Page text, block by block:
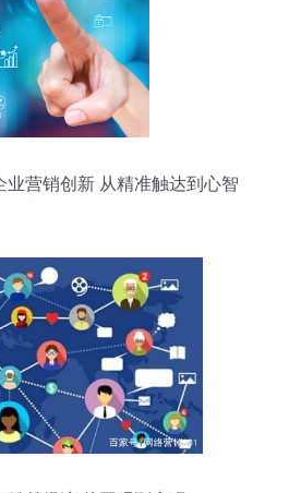
业营销创新 从精准触达到心智